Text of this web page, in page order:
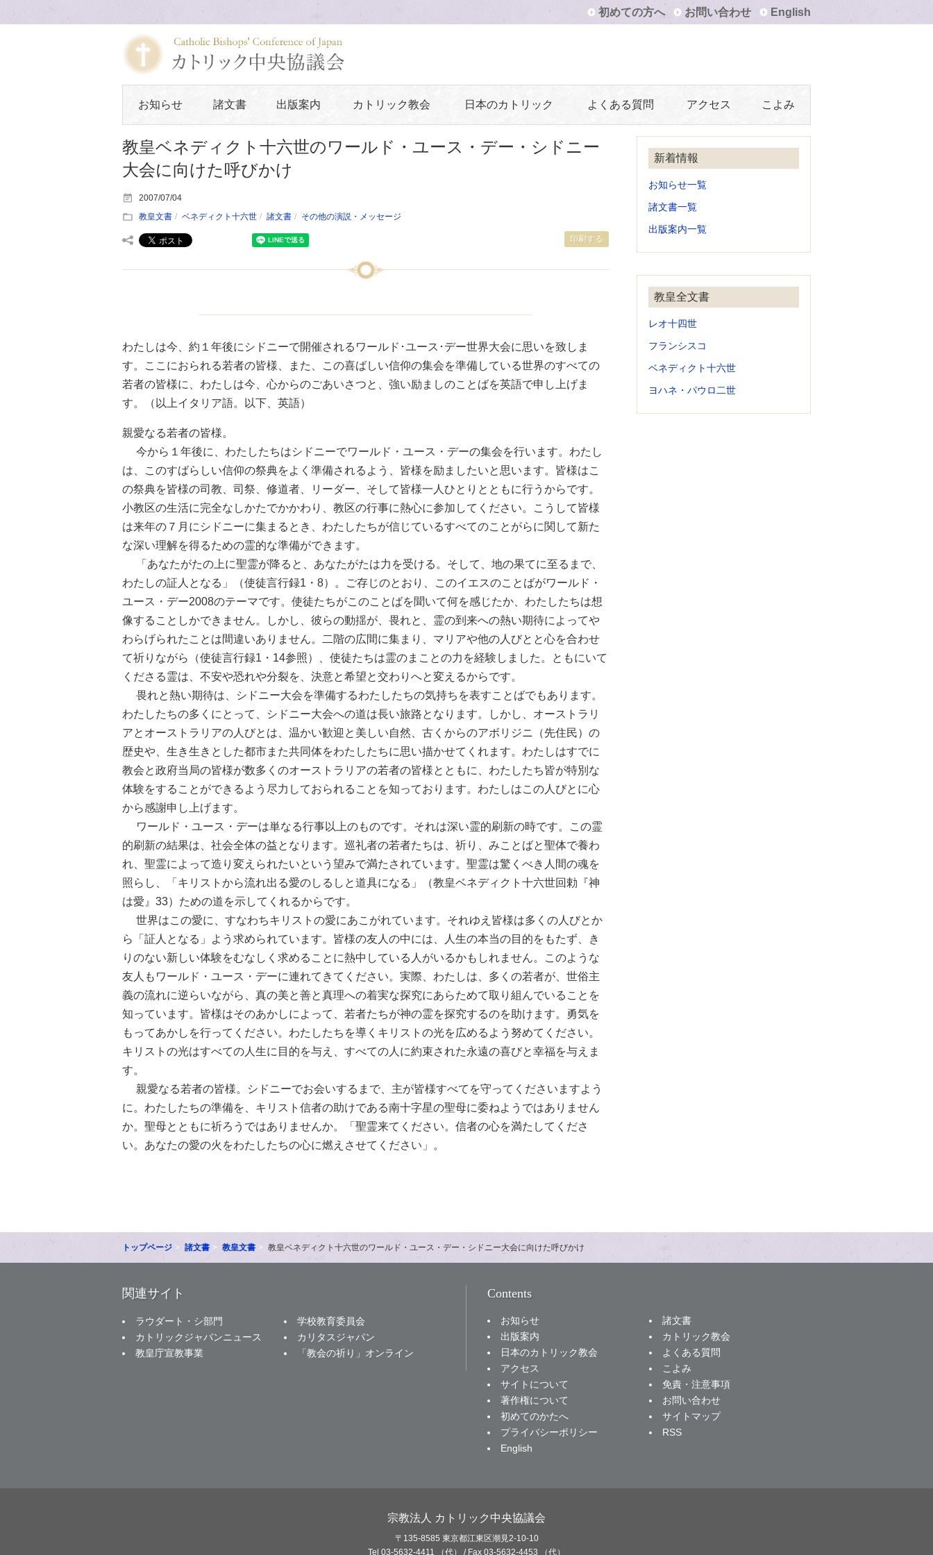
初めての方へ お問い合わせ English
お知らせ 諸文書 出版案内 カトリック教会 日本のカトリック よくある質問 アクセス こよみ
教皇ベネディクト十六世のワールド・ユース・デー・シドニー
大会に向けた呼びかけ
印刷する
2007/07/04
教皇文書
ベネディクト十六世 諸文書 その他の演説・メッセージ
わたしは今、約１年後にシドニーで開催されるワールド･ユース･デー世界大会に思いを致しま
す。ここにおられる若者の皆様、また、この喜ばしい信仰の集会を準備している世界のすべての
若者の皆様に、わたしは今、心からのごあいさつと、強い励ましのことばを英語で申し上げま
す。（以上イタリア語。以下、英語）
親愛なる若者の皆様。
今から１年後に、わたしたちはシドニーでワールド・ユース・デーの集会を行います。わたし
は、このすばらしい信仰の祭典をよく準備されるよう、皆様を励ましたいと思います。皆様はこ
の祭典を皆様の司教、司祭、修道者、リーダー、そして皆様一人ひとりとともに行うからです。
小教区の生活に完全なしかたでかかわり、教区の行事に熱心に参加してください。こうして皆様
は来年の７月にシドニーに集まるとき、わたしたちが信じているすべてのことがらに関して新た
な深い理解を得るための霊的な準備ができます。
「あなたがたの上に聖霊が降ると、あなたがたは力を受ける。そして、地の果てに至るまで、
わたしの証人となる」（使徒言行録1・8）。ご存じのとおり、このイエスのことばがワールド・
ユース・デー2008のテーマです。使徒たちがこのことばを聞いて何を感じたか、わたしたちは想
像することしかできません。しかし、彼らの動揺が、畏れと、霊の到来への熱い期待によってや
わらげられたことは間違いありません。二階の広間に集まり、マリアや他の人びとと心を合わせ
て祈りながら（使徒言行録1・14参照）、使徒たちは霊のまことの力を経験しました。ともにいて
くださる霊は、不安や恐れや分裂を、決意と希望と交わりへと変えるからです。
畏れと熱い期待は、シドニー大会を準備するわたしたちの気持ちを表すことばでもあります。
わたしたちの多くにとって、シドニー大会への道は長い旅路となります。しかし、オーストラリ
アとオーストラリアの人びとは、温かい歓迎と美しい自然、古くからのアボリジニ（先住民）の
歴史や、生き生きとした都市また共同体をわたしたちに思い描かせてくれます。わたしはすでに
教会と政府当局の皆様が数多くのオーストラリアの若者の皆様とともに、わたしたち皆が特別な
体験をすることができるよう尽力しておられることを知っております。わたしはこの人びとに心
から感謝申し上げます。
ワールド・ユース・デーは単なる行事以上のものです。それは深い霊的刷新の時です。この霊
的刷新の結果は、社会全体の益となります。巡礼者の若者たちは、祈り、みことばと聖体で養わ
れ、聖霊によって造り変えられたいという望みで満たされています。聖霊は驚くべき人間の魂を
照らし、「キリストから流れ出る愛のしるしと道具になる」（教皇ベネディクト十六世回勅『神
は愛』33）ための道を示してくれるからです。
世界はこの愛に、すなわちキリストの愛にあこがれています。それゆえ皆様は多くの人びとか
ら「証人となる」よう求められています。皆様の友人の中には、人生の本当の目的をもたず、き
りのない新しい体験をむなしく求めることに熱中している人がいるかもしれません。このような
友人もワールド・ユース・デーに連れてきてください。実際、わたしは、多くの若者が、世俗主
義の流れに逆らいながら、真の美と善と真理への着実な探究にあらためて取り組んでいることを
知っています。皆様はそのあかしによって、若者たちが神の霊を探究するのを助けます。勇気を
もってあかしを行ってください。わたしたちを導くキリストの光を広めるよう努めてください。
キリストの光はすべての人生に目的を与え、すべての人に約束された永遠の喜びと幸福を与えま
す。
親愛なる若者の皆様。シドニーでお会いするまで、主が皆様すべてを守ってくださいますよう
に。わたしたちの準備を、キリスト信者の助けである南十字星の聖母に委ねようではありません
か。聖母とともに祈ろうではありませんか。「聖霊来てください。信者の心を満たしてくださ
い。あなたの愛の火をわたしたちの心に燃えさせてください」。
新着情報
お知らせ一覧
諸文書一覧
出版案内一覧
教皇全文書
レオ十四世
フランシスコ
ベネディクト十六世
ヨハネ・パウロ二世
トップページ 諸文書 教皇文書 教皇ベネディクト十六世のワールド・ユース・デー・シドニー大会に向けた呼びかけ
関連サイト
ラウダート・シ部門
学校教育委員会
カトリックジャパンニュース
カリタスジャパン
教皇庁宣教事業
「教会の祈り」オンライン
Contents
お知らせ
諸文書
出版案内
カトリック教会
日本のカトリック教会
よくある質問
アクセス
こよみ
サイトについて
免責・注意事項
著作権について
お問い合わせ
初めてのかたへ
サイトマップ
プライバシーポリシー
RSS
English
宗教法人 カトリック中央協議会
〒135-8585 東京都江東区潮見2-10-10
Tel 03-5632-4411 （代） / Fax 03-5632-4453 （代）